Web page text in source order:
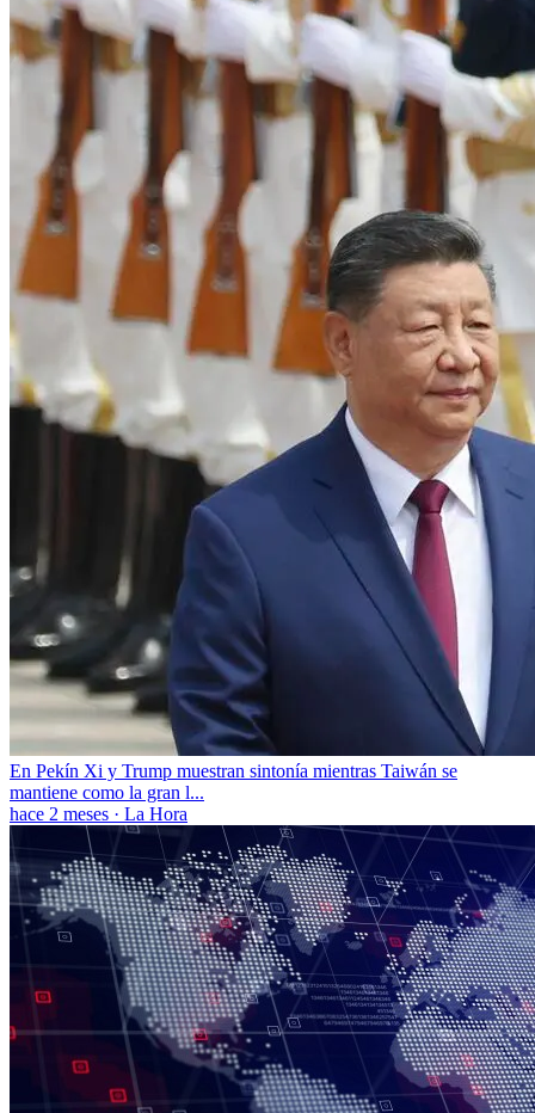
En Pekín Xi y Trump muestran sintonía mientras Taiwán se
mantiene como la gran l...
hace 2 meses · La Hora